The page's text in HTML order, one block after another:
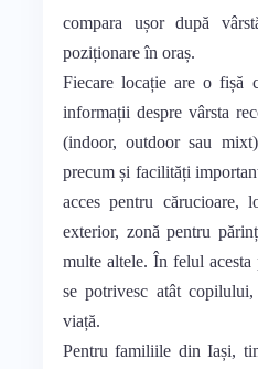
compara ușor după
poziționare în oraș.
Fiecare locație are o fișă
informații despre vârsta
(indoor, outdoor sau
precum și facilități
acces pentru cărucioare,
exterior, zonă pentru
multe altele. În felul
se potrivesc atât
viață.
Pentru familiile din Iași,